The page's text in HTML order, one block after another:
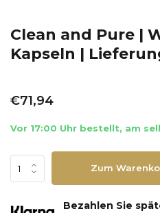
Clean and Pure |
Kapseln |
€71,94
Vor 17:00 Uhr bestellt, am
Zum
Bezahlen Sie